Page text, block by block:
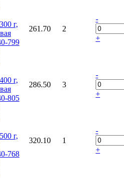
г,
799
261.70 2
-
+
г,
805
286.50 3
-
+
г,
768
320.10 1
-
+